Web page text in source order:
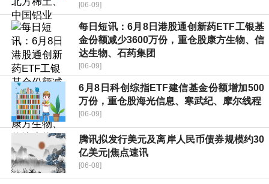
[06-09]
每日短讯：6月8日港股通创新药ETF工银基
金份额减少3600万份，重仓股康方生物、信
达生物、石药集团
[06-09]
6月8日科创综指ETF建信基金份额增加500
万份，重仓股海光信息、寒武纪、摩尔线程
[06-09]
腾讯拟发行美元及离岸人民币债券规模约30
亿美元|焦点速讯
[06-08]